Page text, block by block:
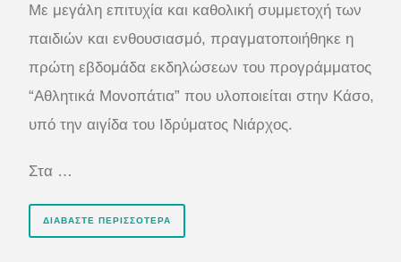
Με μεγάλη επιτυχία και καθολική συμμετοχή των
παιδιών και ενθουσιασμό, πραγματοποιήθηκε η
πρώτη εβδομάδα εκδηλώσεων του προγράμματος
“Αθλητικά Μονοπάτια” που υλοποιείται στην Κάσο,
υπό την αιγίδα του Ιδρύματος Νιάρχος.
Στα …
ΔΙΑΒΆΣΤΕ ΠΕΡΙΣΣΌΤΕΡΑ